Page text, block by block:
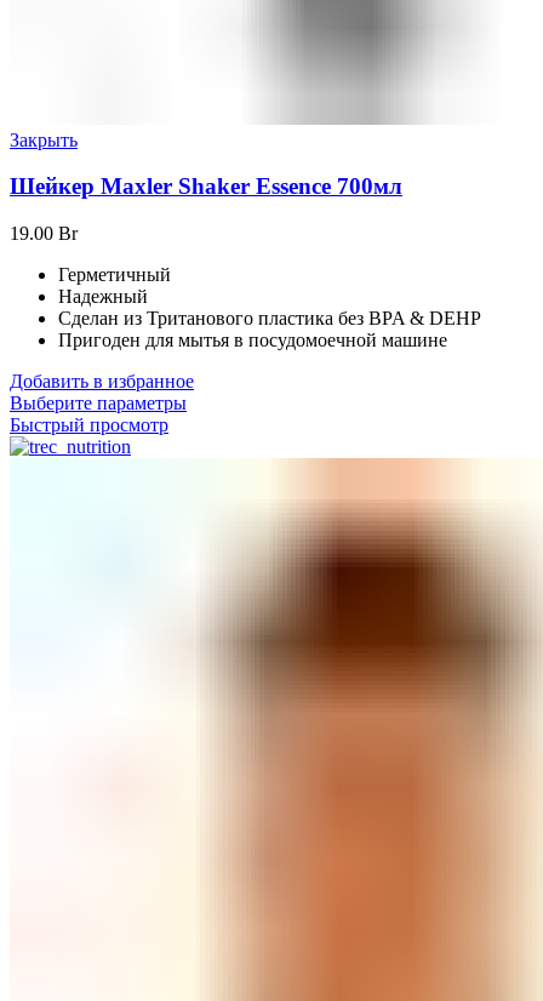
Закрыть
Шейкер Maxler Shaker Essence 700мл
19.00 Br
Герметичный
Надежный
Сделан из Тританового пластика без BPA & DEHP
Пригоден для мытья в посудомоечной машине
Добавить в избранное
Выберите параметры
Быстрый просмотр